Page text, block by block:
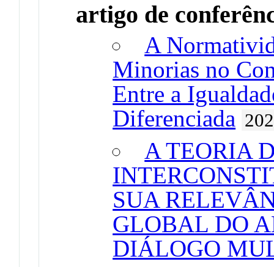
artigo de
A
Minorias no
Entre a
Diferenciada
A TEORIA
SUA
GLOBAL DO
DIÁLOGO